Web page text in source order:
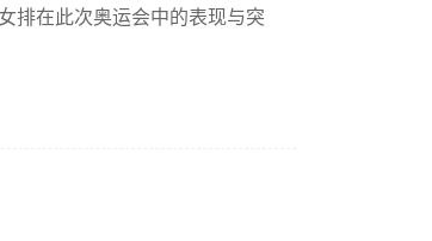
排在此次奥运会中的表现与突